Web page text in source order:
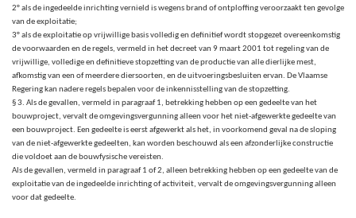
2° als de ingedeelde inrichting vernield is wegens brand of ontploffing veroorzaakt ten gevolge
van de exploitatie;
3° als de exploitatie op vrijwillige basis volledig en definitief wordt stopgezet overeenkomstig
de voorwaarden en de regels, vermeld in het decreet van 9 maart 2001 tot regeling van de
vrijwillige, volledige en definitieve stopzetting van de productie van alle dierlijke mest,
afkomstig van een of meerdere diersoorten, en de uitvoeringsbesluiten ervan. De Vlaamse
Regering kan nadere regels bepalen voor de inkennisstelling van de stopzetting.
§ 3. Als de gevallen, vermeld in paragraaf 1, betrekking hebben op een gedeelte van het
bouwproject, vervalt de omgevingsvergunning alleen voor het niet-afgewerkte gedeelte van
een bouwproject. Een gedeelte is eerst afgewerkt als het, in voorkomend geval na de sloping
van de niet-afgewerkte gedeelten, kan worden beschouwd als een afzonderlijke constructie
die voldoet aan de bouwfysische vereisten.
Als de gevallen, vermeld in paragraaf 1 of 2, alleen betrekking hebben op een gedeelte van de
exploitatie van de ingedeelde inrichting of activiteit, vervalt de omgevingsvergunning alleen
voor dat gedeelte.